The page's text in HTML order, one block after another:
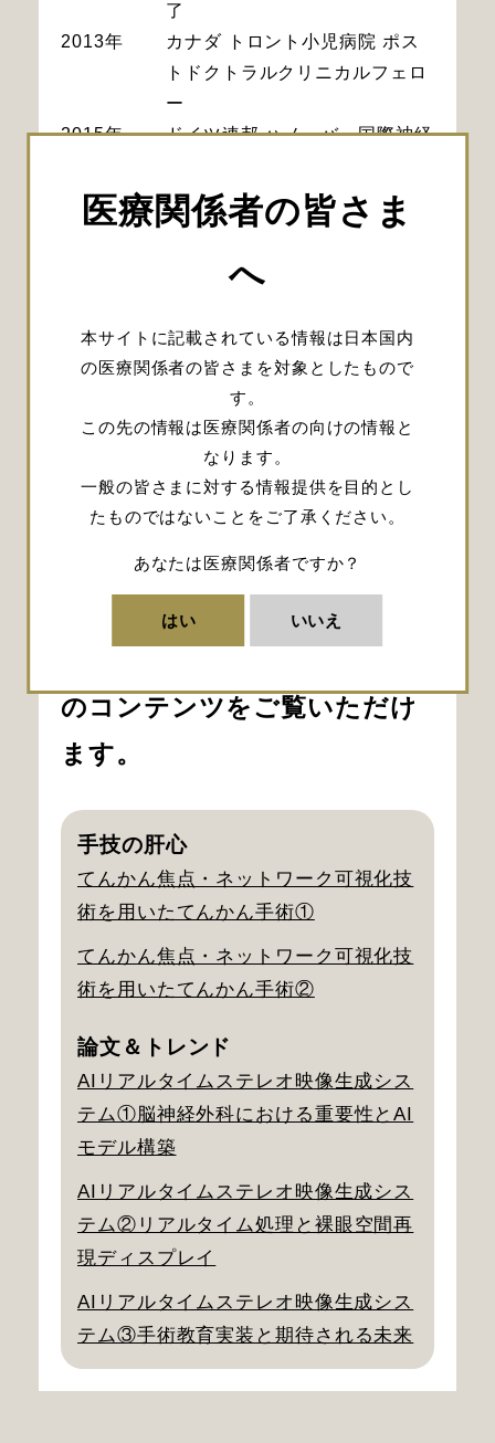
医療関係者の皆さま
へ
本サイトに記載されている情報は日本国内
の医療関係者の皆さまを対象としたもので
す。
この先の情報は医療関係者の向けの情報と
なります。
一般の皆さまに対する情報提供を目的とし
たものではないことをご了承ください。
あなたは医療関係者ですか？
はい いいえ
了
2013年
カナダ トロント小児病院 ポス
トドクトラルクリニカルフェロ
ー
2015年
ドイツ連邦 ハノーバー国際神経
トラルクリニカルフェロー
2017年
昭和医科大学 脳神経外科 助教
カザフスタンNational
経外科 名誉教授
2023年
昭和医科大学 脳機能解析・デジ
タル医学研究所 所長
（兼担）
*昭和大学は2025年4月に昭和医
下記リンクより、本サイトに
のコンテンツをご覧いただけ
ます。
手技の肝心
てんかん焦点・ネットワーク可視化技
術を用いたてんかん手術①
てんかん焦点・ネットワーク可視化技
術を用いたてんかん手術②
論文＆トレンド
AIリアルタイムステレオ映像生成シス
テム①脳神経外科における重要性とAI
モデル構築
AIリアルタイムステレオ映像生成シス
テム②リアルタイム処理と裸眼空間再
現ディスプレイ
AIリアルタイムステレオ映像生成シス
テム③手術教育実装と期待される未来